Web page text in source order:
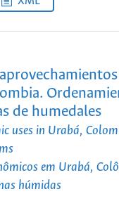
de humedales
uses in Urabá,
em Urabá,
húmidas